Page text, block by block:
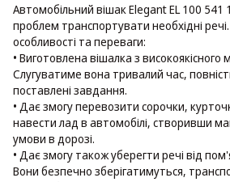
Автомобільний вішак Elegant EL 100 541
проблем транспортувати необхідні
особливості та переваги:
• Виготовлена вішалка з високоякісного
Слугуватиме вона тривалий час,
поставлені завдання.
• Дає змогу перевозити сорочки,
навести лад в автомобілі, створивши
умови в дорозі.
• Дає змогу також уберегти речі від
Вони безпечно зберігатимуться,